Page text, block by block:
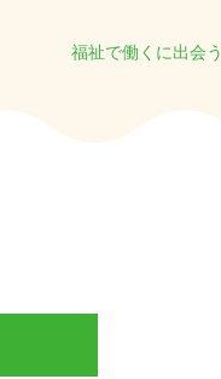
福祉で働くに出会